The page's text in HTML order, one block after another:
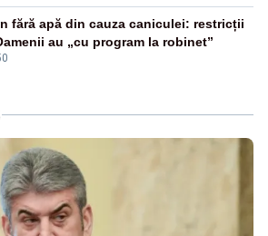
fără apă din cauza caniculei: restricții
au „cu program la robinet”